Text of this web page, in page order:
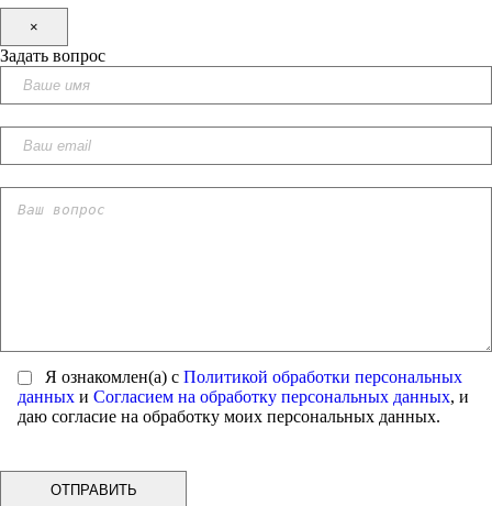
×
Задать вопрос
Я ознакомлен(а) с Политикой обработки персональных
данных и Согласием на обработку персональных данных, и
даю согласие на обработку моих персональных данных.